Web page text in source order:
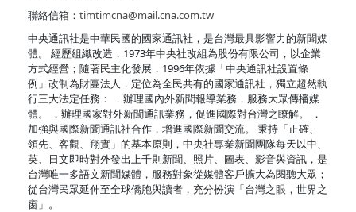
聯絡信箱： timtimcna@mail.cna.com.tw
中央通訊社是中華民國的國家通訊社，是台灣最具影響力的新聞媒
體。 經歷組織改造，1973年中央社改組為股份有限公司，以企業
方式經營；隨著民主化發展，1996年依據「中央通訊社設置條
例」改制為財團法人，定位為全民共有的國家通訊社，獨立超然執
行三大法定任務： ．辦理國內外新聞報導業務，服務大眾傳播媒
體。 ．辦理國家對外新聞通訊業務，促進國際對台灣之瞭解。 ．
加強與國際新聞通訊社合作，增進國際新聞交流。 秉持「正確、
領先、客觀、翔實」的基本原則，中央社專業新聞團隊每天以中、
英、日文即時對外發出上千則新聞、照片、圖表、影音與資訊，是
台灣唯一多語文新聞媒體，服務對象從媒體客戶擴大為閱聽大眾；
從台灣民眾延伸至全球僑胞與讀者，充分扮演「台灣之眼，世界之
窗」。